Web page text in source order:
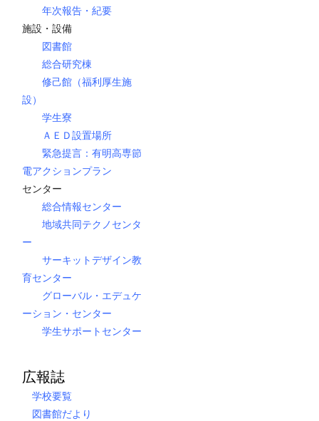
年次報告・紀要
施設・設備
図書館
総合研究棟
修己館（福利厚生施
設）
学生寮
ＡＥＤ設置場所
緊急提言：有明高専節
電アクションプラン
センター
総合情報センター
地域共同テクノセンタ
ー
サーキットデザイン教
育センター
グローバル・エデュケ
ーション・センター
学生サポートセンター
広報誌
学校要覧
図書館だより